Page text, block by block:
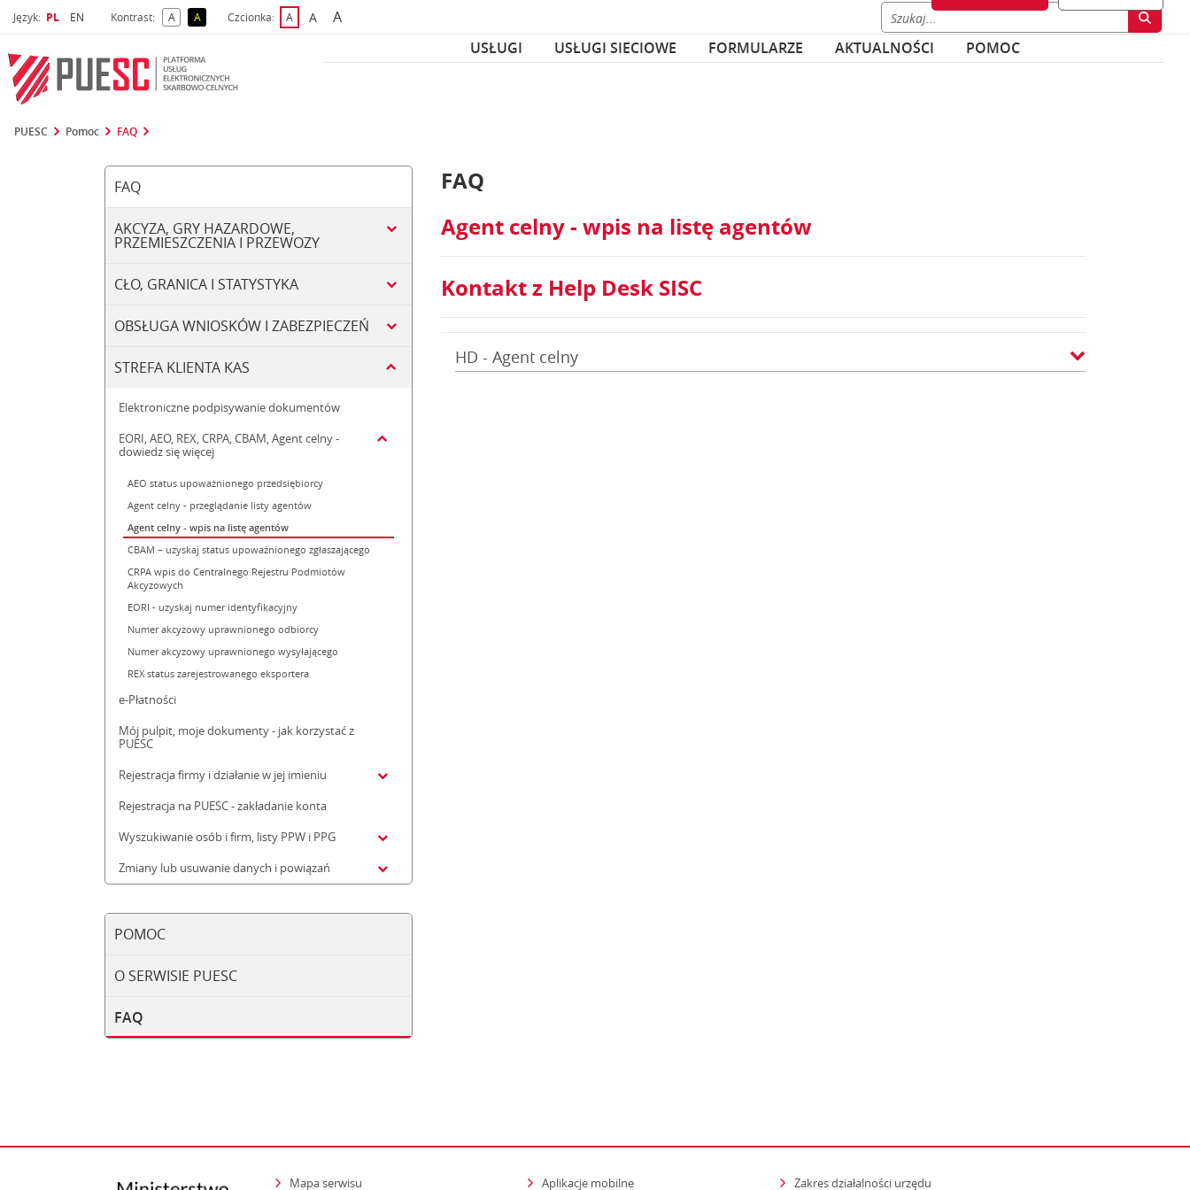
Język: Wybrany język
PL Wybierz język
EN Kontrast: Akontrast domyślny
Akontrast żółty tekst na czarnym tle
Czcionka: Adomyślna czcionka
Awiększa czcionka
Anajwiększa czcionka
USŁUGI
USŁUGI SIECIOWE FORMULARZE AKTUALNOŚCI POMOC
PUESC Pomoc FAQ
FAQ
AKCYZA, GRY HAZARDOWE,
PRZEMIESZCZENIA I PRZEWOZY
CŁO, GRANICA I STATYSTYKA
OBSŁUGA WNIOSKÓW I ZABEZPIECZEŃ
STREFA KLIENTA KAS
Elektroniczne podpisywanie dokumentów
EORI, AEO, REX, CRPA, CBAM, Agent celny -
dowiedz się więcej
AEO status upoważnionego przedsiębiorcy
Agent celny - przeglądanie listy agentów
Agent celny - wpis na listę agentów
CBAM – uzyskaj status upoważnionego zgłaszającego
CRPA wpis do Centralnego Rejestru Podmiotów
Akcyzowych
EORI - uzyskaj numer identyfikacyjny
Numer akcyzowy uprawnionego odbiorcy
Numer akcyzowy uprawnionego wysyłającego
REX status zarejestrowanego eksportera
e-Płatności
Mój pulpit, moje dokumenty - jak korzystać z
PUESC
Rejestracja firmy i działanie w jej imieniu
Rejestracja na PUESC - zakładanie konta
Wyszukiwanie osób i firm, listy PPW i PPG
Zmiany lub usuwanie danych i powiązań
POMOC
O SERWISIE PUESC
FAQ
FAQ
Agent celny - wpis na listę agentów
Kontakt z Help Desk SISC
HD - Agent celny
Mapa serwisu Aplikacje mobilne Zakres działalności urzędu